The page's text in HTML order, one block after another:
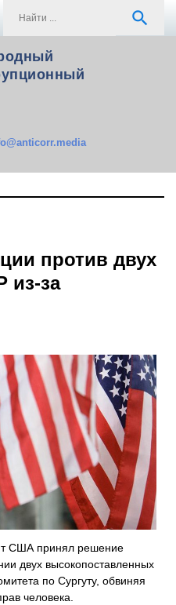
search
против двух
из-за
США принял решение
двух высокопоставленных
по Сургуту, обвиняя
человека.